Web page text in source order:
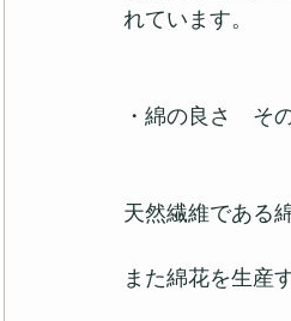
れています。
・綿の良さ　そ
天然繊維である
また綿花を生産